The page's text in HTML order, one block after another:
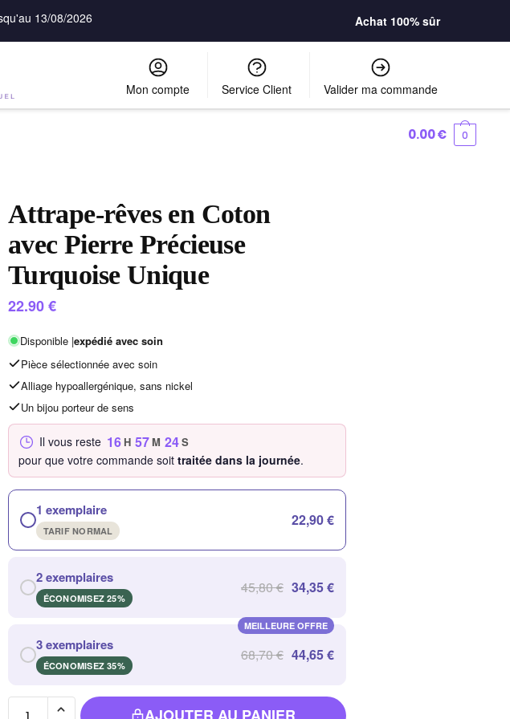
13/08/2026 Achat 100% sûr
Mon compte Service Client Valider ma commande
0.00€ 0
Attrape-rêves en Coton
avec Pierre Précieuse
Turquoise Unique
22.90€
Disponible |expédié avec soin
Pièce sélectionnée avec soin
Alliage hypoallergénique, sans nickel
Un bijou porteur de sens
Il vous reste 16 H 57M 23S
pour que votre commande soit traitée dans la journée.
1 exemplaire
TARIF NORMAL
22,90 €
2 exemplaires
ÉCONOMISEZ 25%
45,80 € 34,35 €
MEILLEURE OFFRE
3 exemplaires
ÉCONOMISEZ 35%
68,70 € 44,65 €